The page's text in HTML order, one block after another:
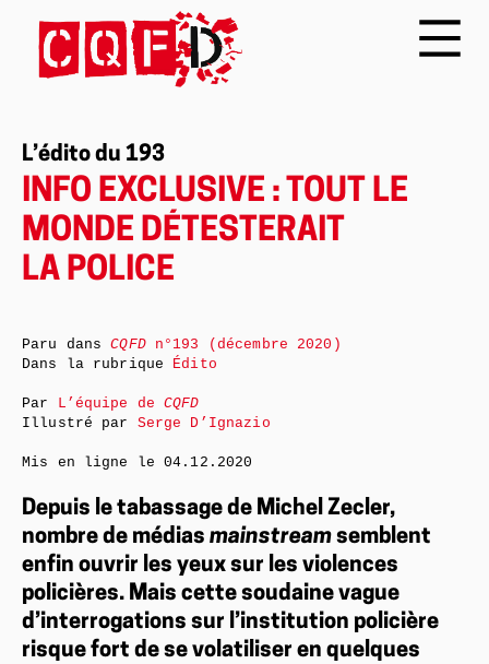
L’édito du 193
INFO EXCLUSIVE : TOUT LE
MONDE DÉTESTERAIT
LA POLICE
Depuis le tabassage de Michel Zecler,
nombre de médias mainstream semblent
enfin ouvrir les yeux sur les violences
policières. Mais cette soudaine vague
d’interrogations sur l’institution policière
risque fort de se volatiliser en quelques
Paru dansCQFDn°193 (décembre 2020)
Dans la rubrique Édito
Par L’équipe deCQFD
Illustré par Serge D’Ignazio
Mis en ligne le04.12.2020